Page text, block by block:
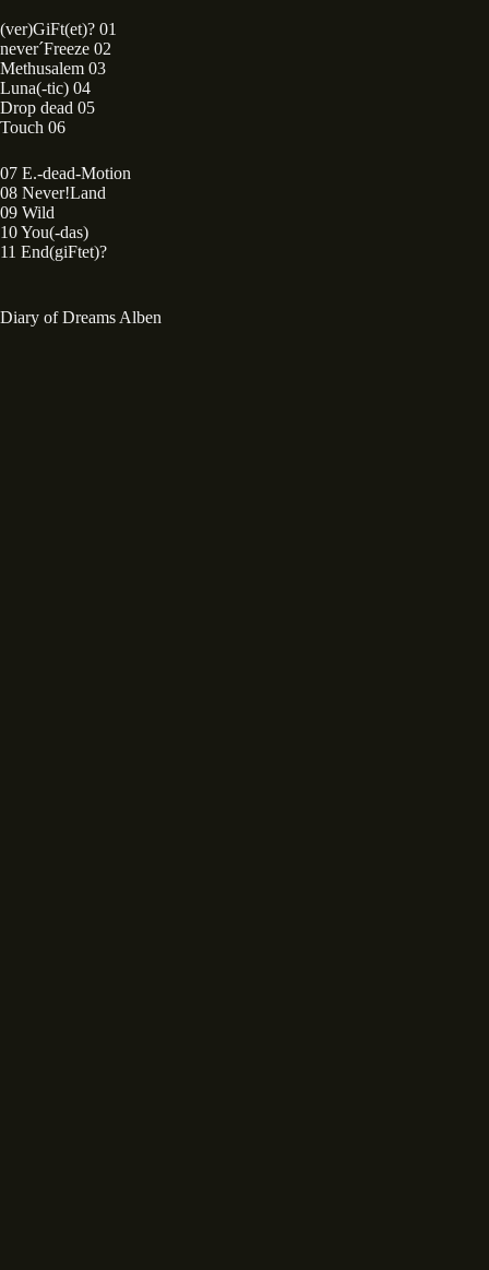
(ver)GiFt(et)? 01
never´Freeze 02
Methusalem 03
Luna(-tic) 04
Drop dead 05
Touch 06
07 E.-dead-Motion
08 Never!Land
09 Wild
10 You(-das)
11 End(giFtet)?
Diary of Dreams Alben